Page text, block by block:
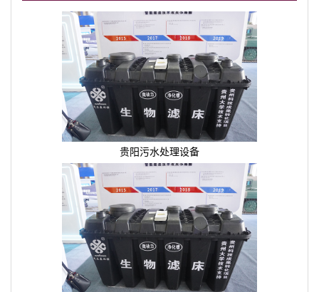
贵阳污水处理设备